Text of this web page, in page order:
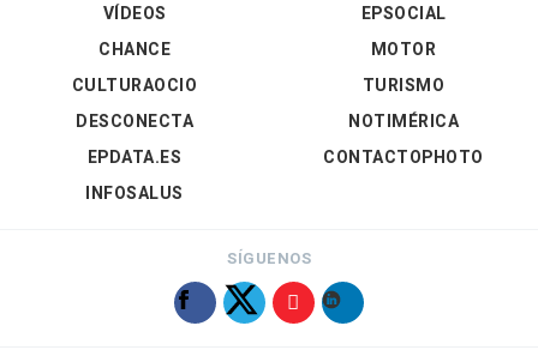
VÍDEOS
EPSOCIAL
CHANCE
CULTURAOCIO
DESCONECTA
EPDATA.ES
INFOSALUS
MOTOR
TURISMO
NOTIMÉRICA
CONTACTOPHOTO
SÍGUENOS